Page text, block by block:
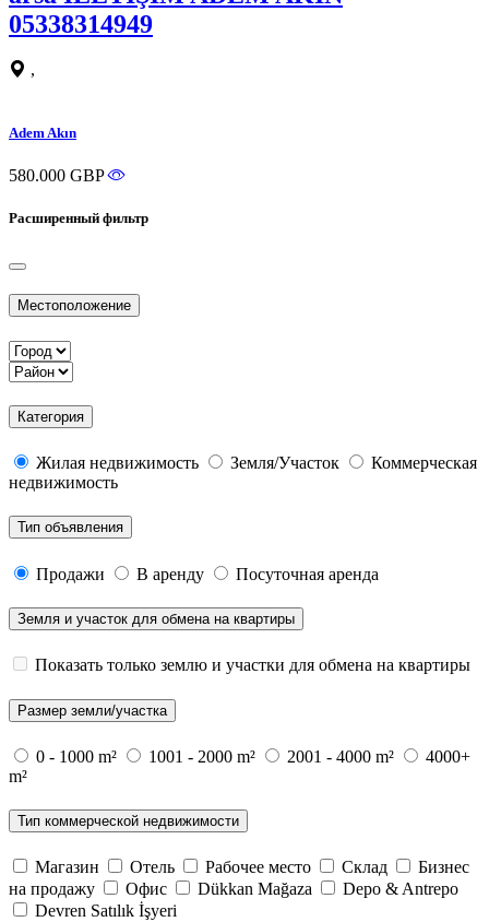
05338314949
,
Adem Akın
580.000 GBP
Расширенный фильтр
Местоположение
Категория
Жилая недвижимость Земля/Участок
Коммерческая
недвижимость
Тип объявления
Продажи В аренду Посуточная аренда
Земля и участок для обмена на квартиры
Показать только землю и участки для обмена на квартиры
Размер земли/участка
0 - 1000 m² 1001 - 2000 m² 2001 - 4000 m²
4000+
m²
Тип коммерческой недвижимости
Магазин Отель Рабочее место Склад
Бизнес
на продажу
Офис Dükkan Mağaza
Depo & Antrepo
Devren Satılık İşyeri